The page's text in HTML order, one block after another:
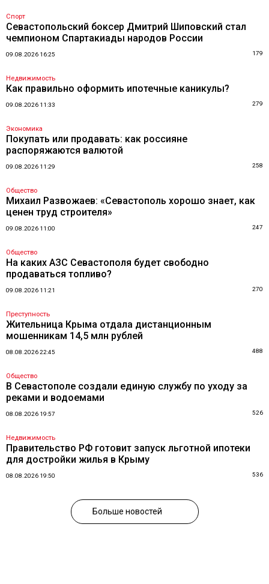
Спорт
Севастопольский боксер Дмитрий Шиповский стал
чемпионом Спартакиады народов России
09.08.2026 16:25 179
Недвижимость
Как правильно оформить ипотечные каникулы?
09.08.2026 11:33 279
Экономика
Покупать или продавать: как россияне
распоряжаются валютой
09.08.2026 11:29 258
Общество
Михаил Развожаев: «Севастополь хорошо знает, как
ценен труд строителя»
09.08.2026 11:00 247
Общество
На каких АЗС Севастополя будет свободно
продаваться топливо?
09.08.2026 11:21 270
Преступность
Жительница Крыма отдала дистанционным
мошенникам 14,5 млн рублей
08.08.2026 22:45 488
Общество
В Севастополе создали единую службу по уходу за
реками и водоемами
08.08.2026 19:57 526
Недвижимость
Правительство РФ готовит запуск льготной ипотеки
для достройки жилья в Крыму
08.08.2026 19:50 536
Больше новостей